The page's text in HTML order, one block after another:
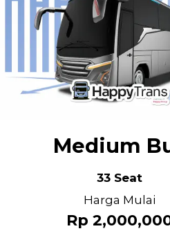
Medium
33 Seat
Harga Mulai
Rp